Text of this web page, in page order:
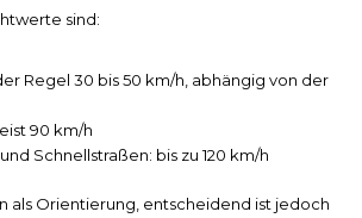
sind:
Regel 30 bis 50 km/h, abhängig von der
90 km/h
Schnellstraßen: bis zu 120 km/h
als Orientierung, entscheidend ist jedoch